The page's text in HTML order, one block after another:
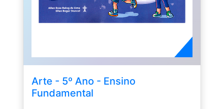
Arte - 5º Ano - Ensino
Fundamental